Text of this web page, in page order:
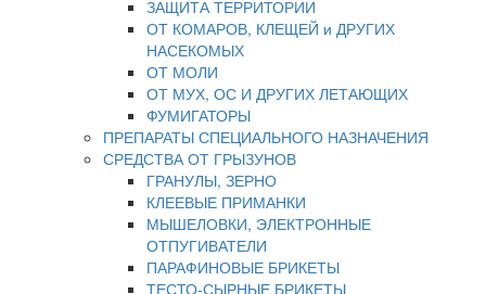
ЗАЩИТА ТЕРРИТОРИИ
ОТ КОМАРОВ, КЛЕЩЕЙ и ДРУГИХ
НАСЕКОМЫХ
ОТ МОЛИ
ОТ МУХ, ОС И ДРУГИХ ЛЕТАЮЩИХ
ФУМИГАТОРЫ
ПРЕПАРАТЫ СПЕЦИАЛЬНОГО НАЗНАЧЕНИЯ
СРЕДСТВА ОТ ГРЫЗУНОВ
ГРАНУЛЫ, ЗЕРНО
КЛЕЕВЫЕ ПРИМАНКИ
МЫШЕЛОВКИ, ЭЛЕКТРОННЫЕ
ОТПУГИВАТЕЛИ
ПАРАФИНОВЫЕ БРИКЕТЫ
ТЕСТО-СЫРНЫЕ БРИКЕТЫ